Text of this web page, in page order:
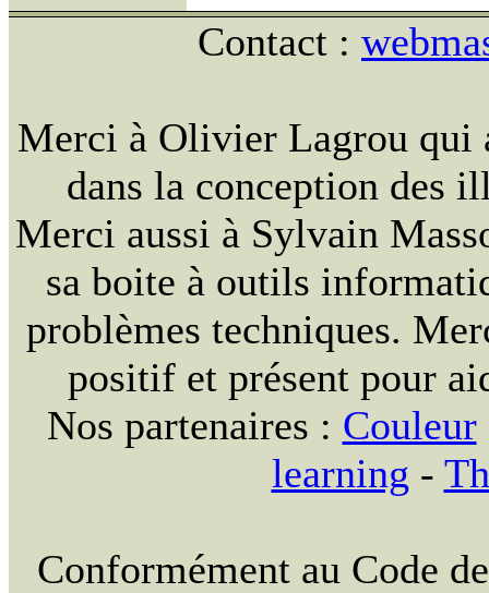
Contact :
Merci à Olivier Lagrou qui
dans la conception des
Merci aussi à Sylvain
sa boite à outils
problèmes techniques.
positif et présent pour
Nos partenaires : Couleur
learning -
Conformément au Code